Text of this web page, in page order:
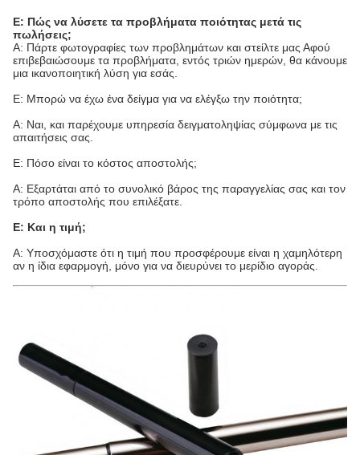
Ε: Πώς να λύσετε τα προβλήματα ποιότητας μετά τις
πωλήσεις;
Α: Πάρτε φωτογραφίες των προβλημάτων και στείλτε μας Αφού
επιβεβαιώσουμε τα προβλήματα, εντός τριών ημερών, θα κάνουμε
μια ικανοποιητική λύση για εσάς.
Ε: Μπορώ να έχω ένα δείγμα για να ελέγξω την ποιότητα;
Α: Ναι, και παρέχουμε υπηρεσία δειγματοληψίας σύμφωνα με τις
απαιτήσεις σας.
Ε: Πόσο είναι το κόστος αποστολής;
Α: Εξαρτάται από το συνολικό βάρος της παραγγελίας σας και τον
τρόπο αποστολής που επιλέξατε.
Ε: Και η τιμή;
Α: Υποσχόμαστε ότι η τιμή που προσφέρουμε είναι η χαμηλότερη
αν η ίδια εφαρμογή, μόνο για να διευρύνει το μερίδιο αγοράς.